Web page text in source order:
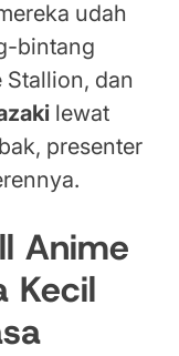
udah
bintang
Stallion, dan
lewat
presenter
Anime
Kecil